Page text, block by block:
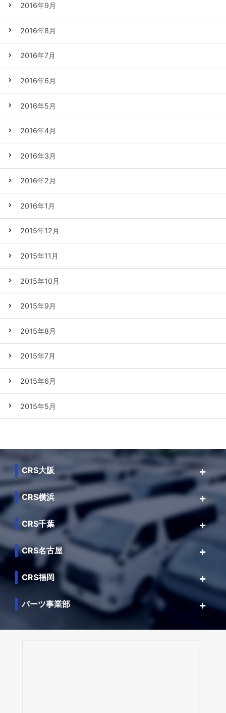
2016年9月
2016年8月
2016年7月
2016年6月
2016年5月
2016年4月
2016年3月
2016年2月
2016年1月
2015年12月
2015年11月
2015年10月
2015年9月
2015年8月
2015年7月
2015年6月
2015年5月
CRS大阪
CRS横浜
CRS千葉
CRS名古屋
CRS福岡
パーツ事業部